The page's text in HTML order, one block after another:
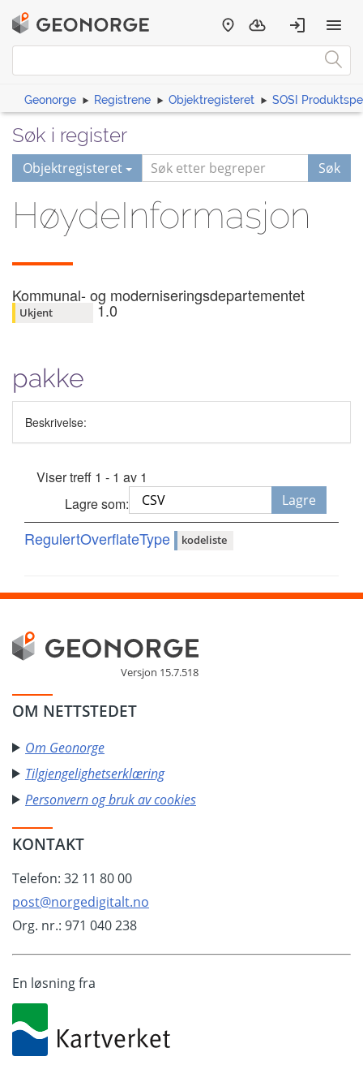
Geonorge Registrene Objektregisteret SOSI
Søk i register
Objektregisteret Søk
HøydeInformasjon
Kommunal- og moderniseringsdepartementet
Ukjent 1.0
pakke
Beskrivelse:
Viser treff 1 - 1 av 1
Lagre som:
Lagre
RegulertOverflateType kodeliste